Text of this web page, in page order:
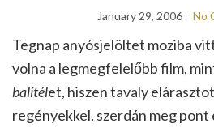
January 29, 2006 No
Tegnap anyósjelöltet moziba
volna a legmegfelelőbb film,
balítélet, hiszen tavaly
regényekkel, szerdán meg pont